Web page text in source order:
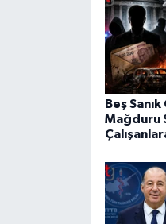
Beş
Mağduru